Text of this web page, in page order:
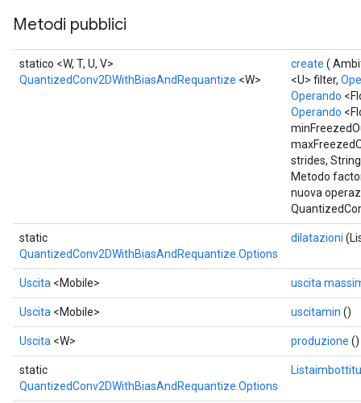
Metodi pubblici
statico <W, T, U, V>
QuantizedConv2DWithBiasAndRequantize <W>
create (
<U> filter,
Operando
Operando
strides,
Metodo
nuova
static
QuantizedConv2DWithBiasAndRequantize.Options
dilatazioni
Uscita <Mobile> uscita
Uscita <Mobile> uscitamin ()
Uscita <W> produzione ()
static
QuantizedConv2DWithBiasAndRequantize.Options